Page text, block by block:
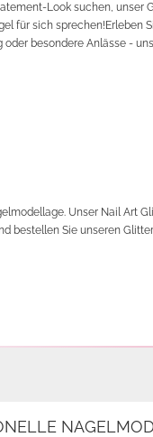
Look suchen, unser
für sich sprechen! Erleben
besondere Anlässe -
Unser Nail Art
bestellen Sie unseren